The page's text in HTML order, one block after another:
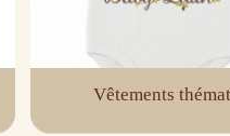
Vêtements